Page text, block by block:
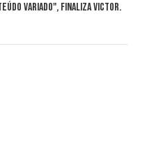
variado", finaliza Victor.